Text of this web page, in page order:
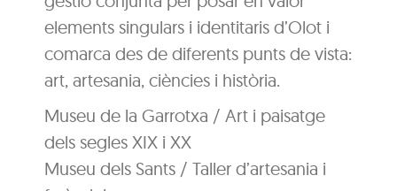
elements singulars i identitaris d’Olot i
comarca des de diferents punts de vista:
art, artesania, ciències i història.
Museu de la Garrotxa / Art i paisatge
dels segles XIX i XX
Museu dels Sants / Taller d’artesania i